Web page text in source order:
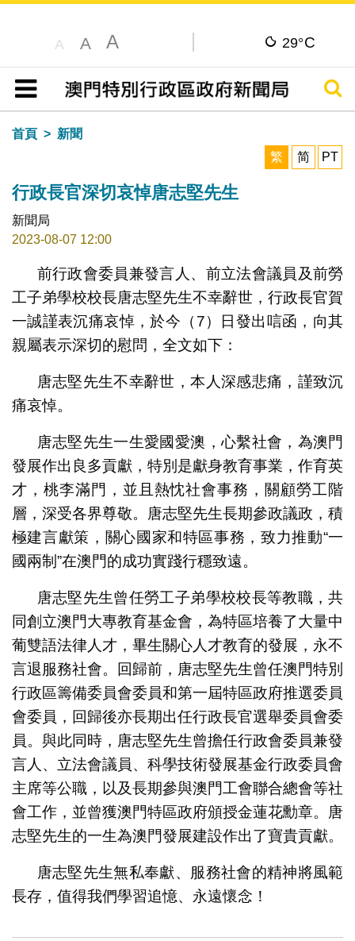
A A A 29°C
目錄
搜尋
首頁
新聞
繁
简 PT
行政長官深切哀悼唐志堅先生
新聞局
2023-08-07 12:00
前行政會委員兼發言人、前立法會議員及前勞
工子弟學校校長唐志堅先生不幸辭世，行政長官賀
一誠謹表沉痛哀悼，於今（7）日發出唁函，向其
親屬表示深切的慰問，全文如下：
唐志堅先生不幸辭世，本人深感悲痛，謹致沉
痛哀悼。
唐志堅先生一生愛國愛澳，心繫社會，為澳門
發展作出良多貢獻，特別是獻身教育事業，作育英
才，桃李滿門，並且熱忱社會事務，關顧勞工階
層，深受各界尊敬。唐志堅先生長期參政議政，積
極建言獻策，關心國家和特區事務，致力推動“一
國兩制”在澳門的成功實踐行穩致遠。
唐志堅先生曾任勞工子弟學校校長等教職，共
同創立澳門大專教育基金會，為特區培養了大量中
葡雙語法律人才，畢生關心人才教育的發展，永不
言退服務社會。回歸前，唐志堅先生曾任澳門特別
行政區籌備委員會委員和第一屆特區政府推選委員
會委員，回歸後亦長期出任行政長官選舉委員會委
員。與此同時，唐志堅先生曾擔任行政會委員兼發
言人、立法會議員、科學技術發展基金行政委員會
主席等公職，以及長期參與澳門工會聯合總會等社
會工作，並曾獲澳門特區政府頒授金蓮花勳章。唐
志堅先生的一生為澳門發展建設作出了寶貴貢獻。
唐志堅先生無私奉獻、服務社會的精神將風範
長存，值得我們學習追憶、永遠懷念！